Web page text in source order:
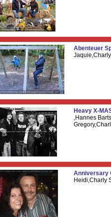
Abenteuer
Heavy X-
,Hannes
Anniversary
Heidi,Charly